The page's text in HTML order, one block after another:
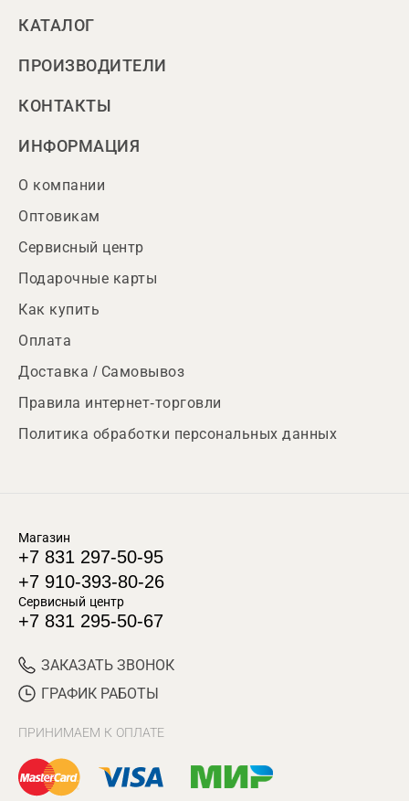
КАТАЛОГ
ПРОИЗВОДИТЕЛИ
КОНТАКТЫ
ИНФОРМАЦИЯ
О компании
Оптовикам
Сервисный центр
Подарочные карты
Как купить
Оплата
Доставка / Самовывоз
Правила интернет-торговли
Политика обработки персональных данных
Магазин
+7 831 297-50-95
+7 910-393-80-26
Сервисный центр
+7 831 295-50-67
ЗАКАЗАТЬ ЗВОНОК
ГРАФИК РАБОТЫ
ПРИНИМАЕМ К ОПЛАТЕ